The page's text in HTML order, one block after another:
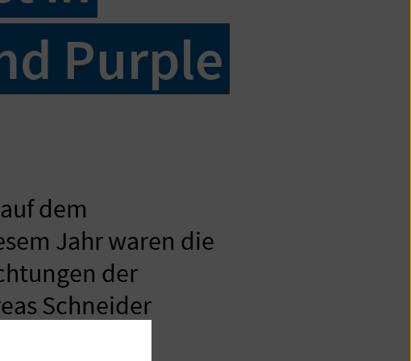
Purple
dem
Jahr waren die
der
Schneider